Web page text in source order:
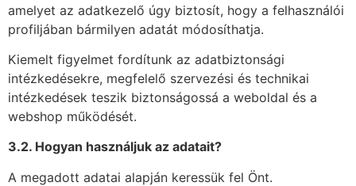
amelyet az adatkezelő úgy biztosít, hogy a felhasználói
profiljában bármilyen adatát módosíthatja.
Kiemelt figyelmet fordítunk az adatbiztonsági
intézkedésekre, megfelelő szervezési és technikai
intézkedések teszik biztonságossá a weboldal és a
webshop működését.
3.2. Hogyan használjuk az adatait?
A megadott adatai alapján keressük fel Önt.